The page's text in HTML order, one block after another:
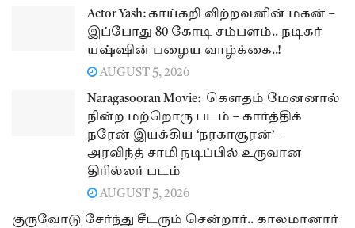
Actor Yash: காய்கறி விற்றவனின் மகன் –
இப்போது 80 கோடி சம்பளம்.. நடிகர்
யஷ்ஷின் பழைய வாழ்க்கை..!
AUGUST 5, 2026
Naragasooran Movie: கௌதம் மேனனால்
நின்ற மற்றொரு படம் – கார்த்திக்
நரேன் இயக்கிய ‘நரகாசூரன்’ –
அரவிந்த் சாமி நடிப்பில் உருவான
திரில்லர் படம்
AUGUST 5, 2026
குருவோடு சேர்ந்து சீடரும் சென்றார்.. காலமானார்